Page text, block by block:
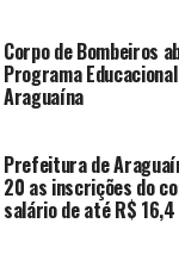
Corpo de Bombeiros
Programa
Araguaína
Prefeitura de
20 as inscrições do
salário de até R$